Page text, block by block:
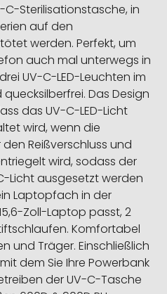
Sterilisationstasche, in
auf den
werden. Perfekt, um
auch mal unterwegs in
UV-C-LED-Leuchten im
Das Design
das UV-C-LED-Licht
wird, wenn die
Reißverschluss und
wird, sodass der
Licht ausgesetzt werden
Laptopfach in der
Zoll-Laptop passt, 2
Komfortabel
und Träger. Einschließlich
dem Sie Ihre Powerbank
der UV-C-Tasche